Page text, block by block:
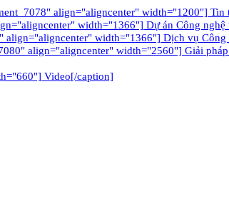
align="aligncenter" width="1200"] Tin
width="1366"] Dự án Công
width="1366"] Dịch vụ
align="aligncenter" width="2560"] Giải
Video[/caption]